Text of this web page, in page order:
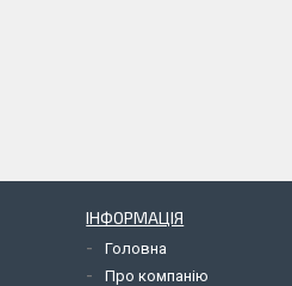
ІНФОРМАЦІЯ
Головна
Про компанію